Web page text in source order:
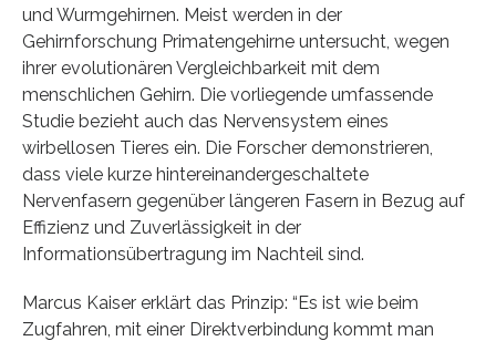
und Wurmgehirnen. Meist werden in der
Gehirnforschung Primatengehirne untersucht, wegen
ihrer evolutionären Vergleichbarkeit mit dem
menschlichen Gehirn. Die vorliegende umfassende
Studie bezieht auch das Nervensystem eines
wirbellosen Tieres ein. Die Forscher demonstrieren,
dass viele kurze hintereinandergeschaltete
Nervenfasern gegenüber längeren Fasern in Bezug auf
Effizienz und Zuverlässigkeit in der
Informationsübertragung im Nachteil sind.
Marcus Kaiser erklärt das Prinzip: “Es ist wie beim
Zugfahren, mit einer Direktverbindung kommt man